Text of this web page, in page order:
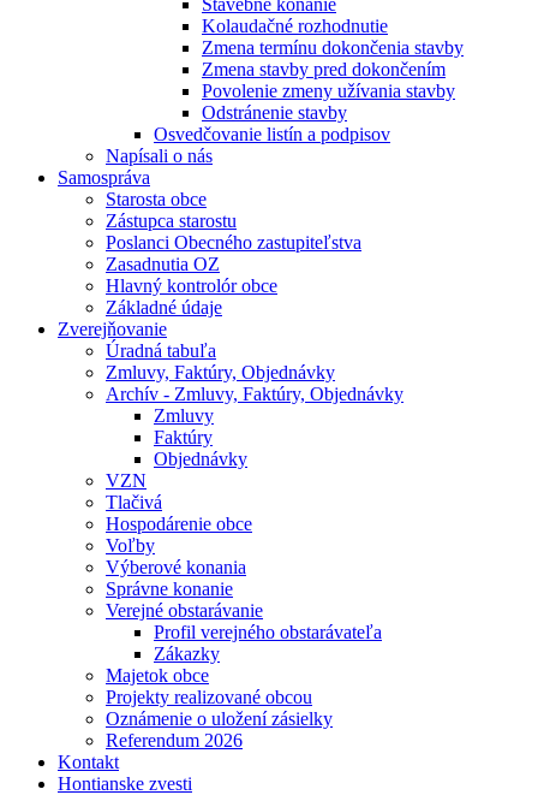
Stavebné konanie
Kolaudačné rozhodnutie
Zmena termínu dokončenia stavby
Zmena stavby pred dokončením
Povolenie zmeny užívania stavby
Odstránenie stavby
Osvedčovanie listín a podpisov
Napísali o nás
Samospráva
Starosta obce
Zástupca starostu
Poslanci Obecného zastupiteľstva
Zasadnutia OZ
Hlavný kontrolór obce
Základné údaje
Zverejňovanie
Úradná tabuľa
Zmluvy, Faktúry, Objednávky
Archív - Zmluvy, Faktúry, Objednávky
Zmluvy
Faktúry
Objednávky
VZN
Tlačivá
Hospodárenie obce
Voľby
Výberové konania
Správne konanie
Verejné obstarávanie
Profil verejného obstarávateľa
Zákazky
Majetok obce
Projekty realizované obcou
Oznámenie o uložení zásielky
Referendum 2026
Kontakt
Hontianske zvesti